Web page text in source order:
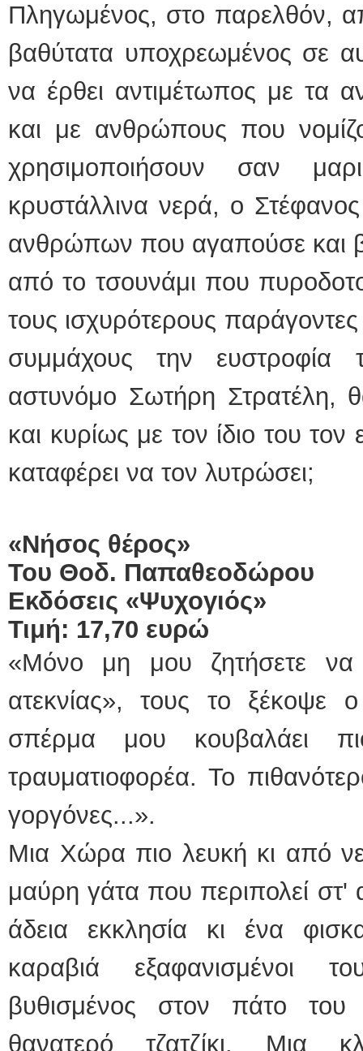
Πληγωμένος, στο παρελθόν,
βαθύτατα υποχρεωμένος σε
να έρθει αντιμέτωπος με τα
και με ανθρώπους που
χρησιμοποιήσουν σαν
κρυστάλλινα νερά, ο
ανθρώπων που αγαπούσε και
από το τσουνάμι που
τους ισχυρότερους
συμμάχους την ευστροφία
αστυνόμο Σωτήρη Στρατέλη,
και κυρίως με τον ίδιο του
καταφέρει να τον λυτρώσει;
«Νήσος θέρος»
Του Θοδ. Παπαθεοδώρου
Εκδόσεις «Ψυχογιός»
Τιμή: 17,70 ευρώ
«Μόνο μη μου ζητήσετε
ατεκνίας», τους το ξέκοψε
σπέρμα μου κουβαλάει
τραυματιοφορέα. Το
γοργόνες...».
Μια Χώρα πιο λευκή κι από
μαύρη γάτα που περιπολεί
άδεια εκκλησία κι ένα
καραβιά εξαφανισμένοι
βυθισμένος στον πάτο του
θανατερό τζατζίκι. Μια